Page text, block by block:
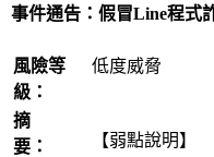
事件通告：假冒Line程式
風險等
級：
低度威脅
摘
要：
【弱點說明】